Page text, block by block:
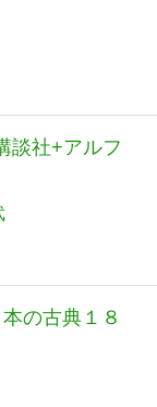
談社+アルフ
の古典１８